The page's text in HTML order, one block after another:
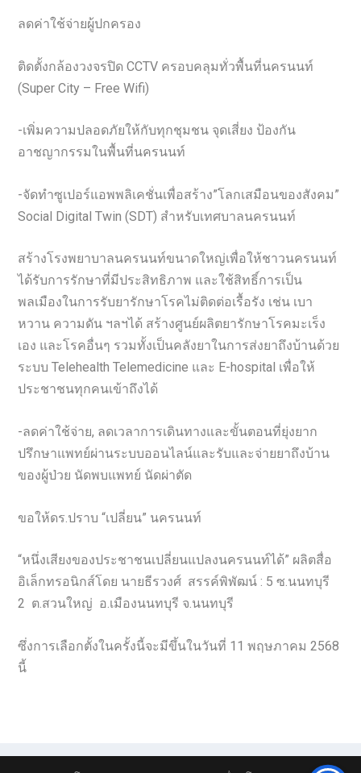
ลดค่าใช้จ่ายผู้ปกครอง
ติดตั้งกล้องวงจรปิด CCTV ครอบคลุมทั่วพื้นที่นครนนท์
(Super City – Free Wifi)
-เพิ่มความปลอดภัยให้กับทุกชุมชน จุดเสี่ยง ป้องกัน
อาชญากรรมในพื้นที่นครนนท์
-จัดทำซูเปอร์แอพพลิเคชั่นเพื่อสร้าง”โลกเสมือนของสังคม”
Social Digital Twin (SDT) สำหรับเทศบาลนครนนท์
สร้างโรงพยาบาลนครนนท์ขนาดใหญ่เพื่อให้ชาวนครนนท์
ได้รับการรักษาที่มีประสิทธิภาพ และใช้สิทธิ์การเป็น
พลเมืองในการรับยารักษาโรคไม่ติดต่อเรื้อรัง เช่น เบา
หวาน ความดัน ฯลฯได้ สร้างศูนย์ผลิตยารักษาโรคมะเร็ง
เอง และโรคอื่นๆ รวมทั้งเป็นคลังยาในการส่งยาถึงบ้านด้วย
ระบบ Telehealth Telemedicine และ E-hospital เพื่อให้
ประชาชนทุกคนเข้าถึงได้
-ลดค่าใช้จ่าย, ลดเวลาการเดินทางและขั้นตอนที่ยุ่งยาก
ปรึกษาแพทย์ผ่านระบบออนไลน์และรับและจ่ายยาถึงบ้าน
ของผู้ป่วย นัดพบแพทย์ นัดผ่าตัด
ขอให้ดร.ปราบ “เปลี่ยน” นครนนท์
“หนึ่งเสียงของประชาชนเปลี่ยนแปลงนครนนท์ได้” ผลิตสื่อ
อิเล็กทรอนิกส์โดย นายธีรวงศ์ สรรค์พิพัฒน์ : 5 ซ.นนทบุรี
2 ต.สวนใหญ่ อ.เมืองนนทบุรี จ.นนทบุรี
ซึ่งการเลือกตั้งในครั้งนี้จะมีขึ้นในวันที่ 11 พฤษภาคม 2568
นี้